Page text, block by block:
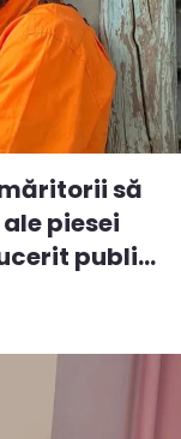
să
piesei
publi...